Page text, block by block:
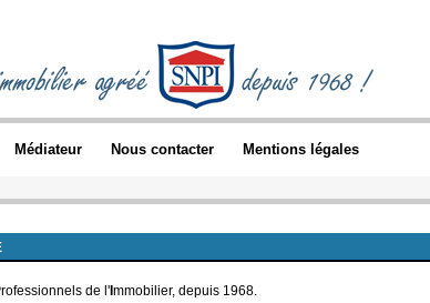
Médiateur Nous contacter Mentions légales
rofessionnels de l' mmobilier, depuis 1968.